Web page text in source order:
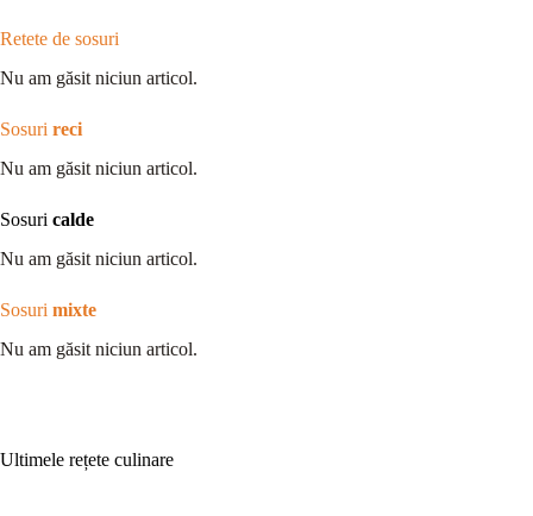
Retete de sosuri
Nu am găsit niciun articol.
Sosuri reci
Nu am găsit niciun articol.
Sosuri calde
Nu am găsit niciun articol.
Sosuri mixte
Nu am găsit niciun articol.
Ultimele rețete culinare